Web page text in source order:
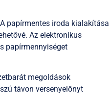
papírmentes iroda kialakítása
Az elektronikus
papírmennyiséget
megoldások
távon versenyelőnyt